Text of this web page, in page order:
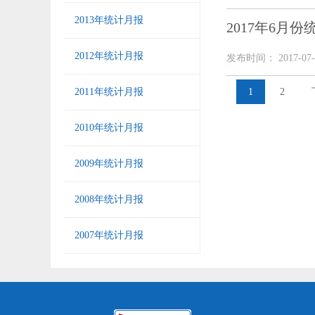
2013年统计月报
2012年统计月报
2011年统计月报
2010年统计月报
2009年统计月报
2008年统计月报
2007年统计月报
2017年6月份
发布时间： 2017-
1 2